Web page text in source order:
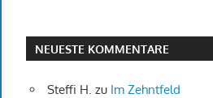
NEUESTE KOMMENTARE
Steffi H. zu Im Zehntfeld